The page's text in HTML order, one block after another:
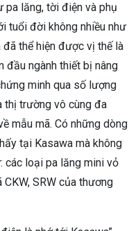
pa lăng, tời điện và phụ
tuổi đời không nhiều như
thể hiện được vị thế là
đầu ngành thiết bị nâng
minh qua số lượng
thị trường vô cùng đa
mẫu mã. Có những dòng
tại Kasawa mà không
các loại pa lăng mini vỏ
SRW của thương